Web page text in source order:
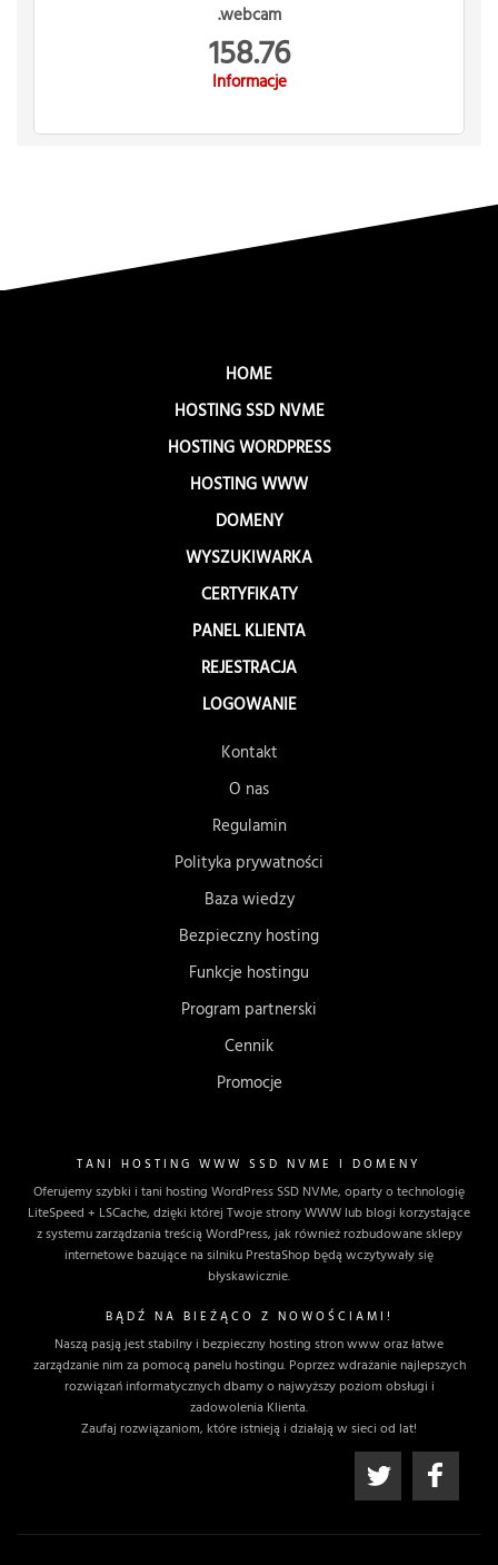
.webcam
158.76
Informacje
HOME
HOSTING SSD NVME
HOSTING WORDPRESS
HOSTING WWW
DOMENY
WYSZUKIWARKA
CERTYFIKATY
PANEL KLIENTA
REJESTRACJA
LOGOWANIE
Kontakt
O nas
Regulamin
Polityka prywatności
Baza wiedzy
Bezpieczny hosting
Funkcje hostingu
Program partnerski
Cennik
Promocje
TANI HOSTING WWW SSD NVME I DOMENY
Oferujemy szybki i tani hosting WordPress SSD NVMe, oparty o technologię
LiteSpeed + LSCache, dzięki której Twoje strony WWW lub blogi korzystające
z systemu zarządzania treścią WordPress, jak również rozbudowane sklepy
internetowe bazujące na silniku PrestaShop będą wczytywały się
błyskawicznie.
BĄDŹ NA BIEŻĄCO Z NOWOŚCIAMI!
Naszą pasją jest stabilny i bezpieczny hosting stron www oraz łatwe
zarządzanie nim za pomocą panelu hostingu. Poprzez wdrażanie najlepszych
rozwiązań informatycznych dbamy o najwyższy poziom obsługi i
zadowolenia Klienta.
Zaufaj rozwiązaniom, które istnieją i działają w sieci od lat!